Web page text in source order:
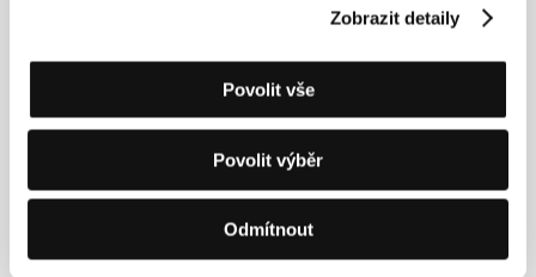
Zobrazit detaily
Povolit vše
Povolit výběr
Odmítnout
série),Papája(Papaya, 2026).
Kontakty